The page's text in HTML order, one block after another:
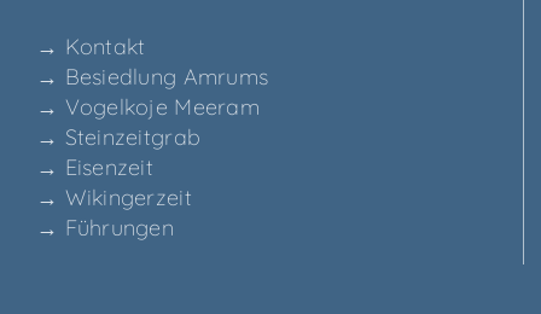
→ Kon­takt
→ Besied­lung Amrums
→ Vogel­ko­je Meeram
→ Stein­zeit­grab
→ Eisen­zeit
→ Wikin­ger­zeit
→ Füh­run­gen